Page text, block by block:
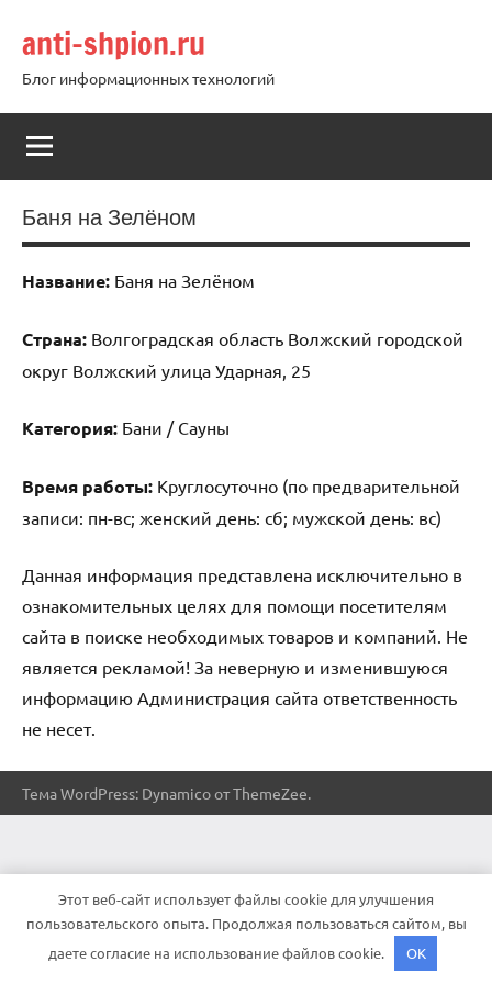
содержимому
anti-shpion.ru
Блог информационных технологий
Баня на Зелёном
Название: Баня на Зелёном
Страна: Волгоградская область Волжский городской
округ Волжский улица Ударная, 25
Категория: Бани / Сауны
Время работы: Круглосуточно (по предварительной
записи: пн-вс; женский день: сб; мужской день: вс)
Данная информация представлена исключительно в
ознакомительных целях для помощи посетителям
сайта в поиске необходимых товаров и компаний. Не
является рекламой! За неверную и изменившуюся
информацию Администрация сайта ответственность
не несет.
Тема WordPress: Dynamico от ThemeZee.
Этот веб-сайт использует файлы cookie для улучшения
пользовательского опыта. Продолжая пользоваться сайтом, вы
даете согласие на использование файлов cookie.
OK